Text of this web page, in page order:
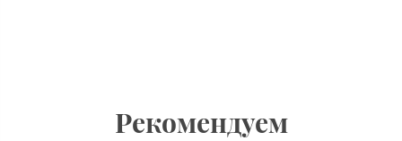
Рекомендуем